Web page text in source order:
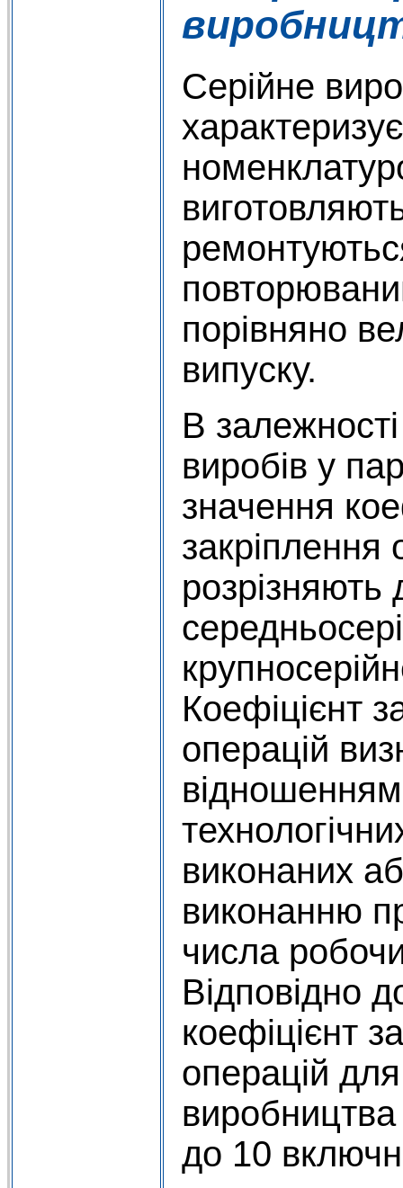
Серійне
порівняно
випуску.
В залежності
виробів у
значення
закріплення
розрізняють
Коефіцієнт
операцій
відношенням
виконаних
виконанню
числа
Відповідно
коефіцієнт
операцій
до 10